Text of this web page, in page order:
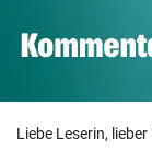
Liebe Leserin, lieber